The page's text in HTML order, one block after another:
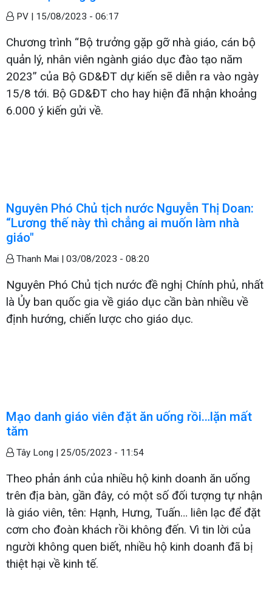
PV | 15/08/2023 - 06:17
Chương trình “Bộ trưởng gặp gỡ nhà giáo, cán bộ
quản lý, nhân viên ngành giáo dục đào tạo năm
2023” của Bộ GD&ĐT dự kiến sẽ diễn ra vào ngày
15/8 tới. Bộ GD&ĐT cho hay hiện đã nhận khoảng
6.000 ý kiến gửi về.
Nguyên Phó Chủ tịch nước Nguyễn Thị Doan:
“Lương thế này thì chẳng ai muốn làm nhà
giáo"
Thanh Mai | 03/08/2023 - 08:20
Nguyên Phó Chủ tịch nước đề nghị Chính phủ, nhất
là Ủy ban quốc gia về giáo dục cần bàn nhiều về
định hướng, chiến lược cho giáo dục.
Mạo danh giáo viên đặt ăn uống rồi…lặn mất
tăm
Tây Long | 25/05/2023 - 11:54
Theo phản ánh của nhiều hộ kinh doanh ăn uống
trên địa bàn, gần đây, có một số đối tượng tự nhận
là giáo viên, tên: Hạnh, Hưng, Tuấn… liên lạc để đặt
cơm cho đoàn khách rồi không đến. Vì tin lời của
người không quen biết, nhiều hộ kinh doanh đã bị
thiệt hại về kinh tế.